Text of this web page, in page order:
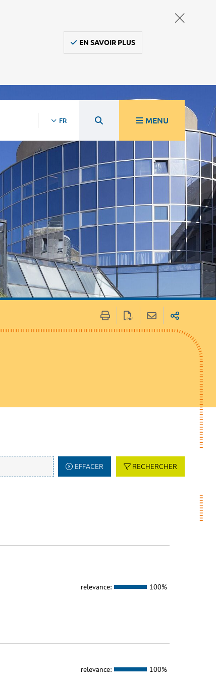
EN SAVOIR PLUS
FR MENU
EFFACER RECHERCHER
relevance: 100%
relevance: 100%